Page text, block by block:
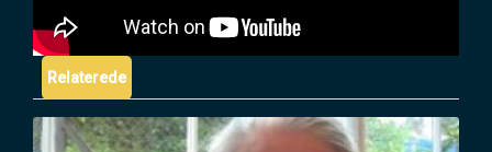
Relaterede